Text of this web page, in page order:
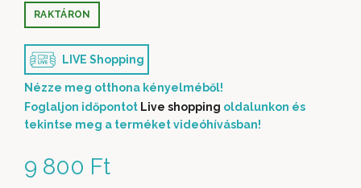
9 800 Ft
RAKTÁRON
LIVE Shopping
Nézze meg otthona kényelméből!
Foglaljon időpontot Live shopping oldalunkon és
tekintse meg a terméket videóhívásban!